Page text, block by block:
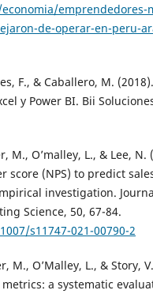
emprendedores-
de-operar-en-peru-
F., & Caballero, M.
y Power BI. Bii
M., O’malley, L., & Lee, N.
score (NPS) to predict
investigation.
Science, 50, 67-84.
s11747-021-00790-2
M., O’Malley, L., & Story,
a systematic